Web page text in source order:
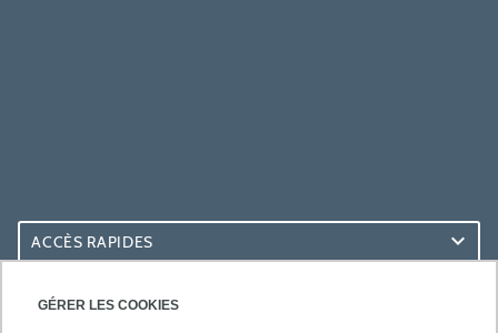
GÉRER LES COOKIES
ACCÈS RAPIDES
ACCÈS PRATIQUES